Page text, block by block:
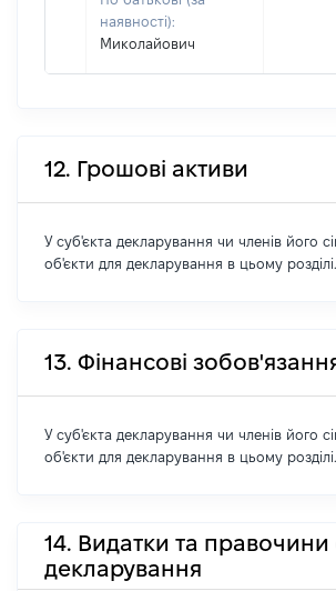
наявності):
Миколайович
12. Грошові активи
У суб'єкта декларування чи членів його
об'єкти для декларування в цьому розділі.
13. Фінансові
У суб'єкта декларування чи членів його
об'єкти для декларування в цьому розділі.
14. Видатки та правочини
декларування